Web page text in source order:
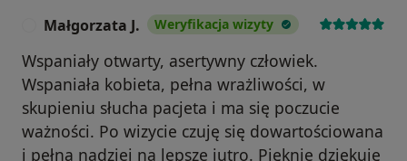
Małgorzata J. Weryfikacja wizyty
Wspaniały otwarty, asertywny człowiek.
Wspaniała kobieta, pełna wrażliwości, w
skupieniu słucha pacjeta i ma się poczucie
ważności. Po wizycie czuję się dowartościowana
i pełna nadziei na lepsze jutro. Pięknie dziękuję